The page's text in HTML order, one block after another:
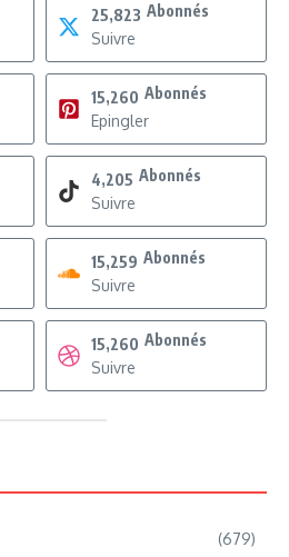
25,823 Abonnés
Suivre
15,260 Abonnés
Epingler
4,205 Abonnés
Suivre
15,259 Abonnés
Suivre
15,260 Abonnés
Suivre
(679)